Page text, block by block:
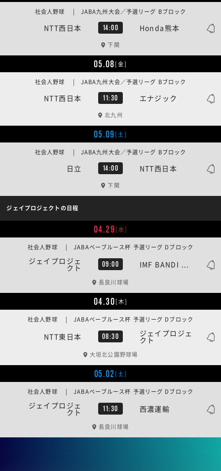
NTT西日本 14:00 Honda熊本
社会人野球 | JABA九州大会／予選リーグ Bブロック
下関
05.08[金]
NTT西日本 11:30 エナジック
社会人野球 | JABA九州大会／予選リーグ Bブロック
北九州
05.09[土]
日立 14:00 NTT西日本
社会人野球 | JABA九州大会／予選リーグ Bブロック
下関
ジェイプロジェクトの日程
04.29[水]
ジェイプロジェ
クト 09:00 IMF BANDI ...
社会人野球 | JABAベーブルース杯 予選リーグ Dブロック
長良川球場
04.30[木]
NTT東日本 08:30 ジェイプロジェ
クト
社会人野球 | JABAベーブルース杯 予選リーグ Dブロック
大垣北公園野球場
05.02[土]
ジェイプロジェ
クト 11:30 西濃運輸
社会人野球 | JABAベーブルース杯 予選リーグ Dブロック
長良川球場